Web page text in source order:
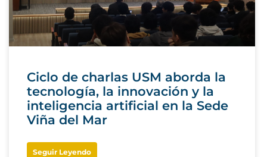
Ciclo de charlas USM aborda la
tecnología, la innovación y la
inteligencia artificial en la Sede
Viña del Mar
Seguir Leyendo